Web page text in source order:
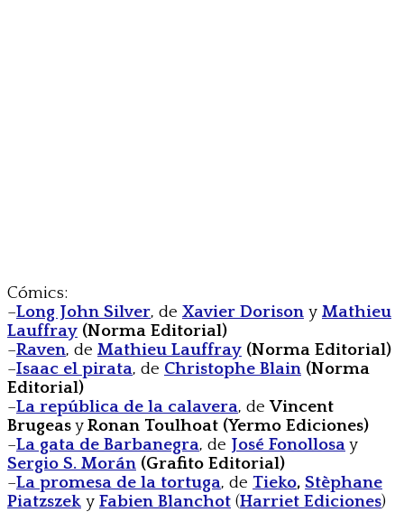
Cómics:
–Long John Silver, de Xavier Dorison y Mathieu
Lauffray (Norma Editorial)
–Raven, de Mathieu Lauffray (Norma Editorial)
–Isaac el pirata, de Christophe Blain (Norma
Editorial)
–La república de la calavera, deVincent
BrugeasyRonan Toulhoat (Yermo Ediciones)
–La gata de Barbanegra, de José Fonollosay
Sergio S. Morán (Grafito Editorial)
–La promesa de la tortuga, de Tieko, Stèphane
Piatzszek y Fabien Blanchot (Harriet Ediciones)